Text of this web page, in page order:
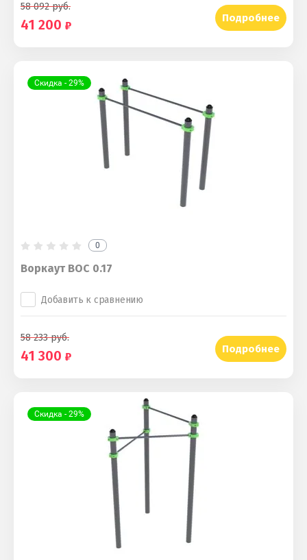
58 092руб.
41 200 Подробнее
Скидка - 29%
0
Воркаут ВОС 0.17
Добавить к сравнению
58 233руб.
41 300 Подробнее
Скидка - 29%